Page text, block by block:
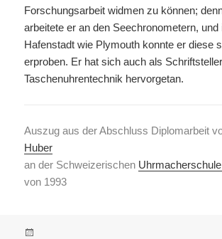
Forschungsarbeit widmen zu können;
arbeitete er an den Seechronometern, und
Hafenstadt wie Plymouth konnte er diese
erproben. Er hat sich auch als
Taschenuhrentechnik hervorgetan.
Auszug aus der Abschluss Diplomarbeit
Huber
an der Schweizerischen
von 1993